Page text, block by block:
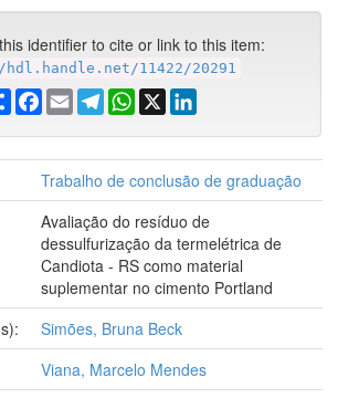
identifier to cite or link to this item:
11422/20291
ShareFacebook
EmailTelegramWhatsApp
X
Trabalho de conclusão de graduação
Avaliação do resíduo de
dessulfurização da termelétrica de
Candiota - RS como material
suplementar no cimento Portland
Simões, Bruna Beck
Viana, Marcelo Mendes